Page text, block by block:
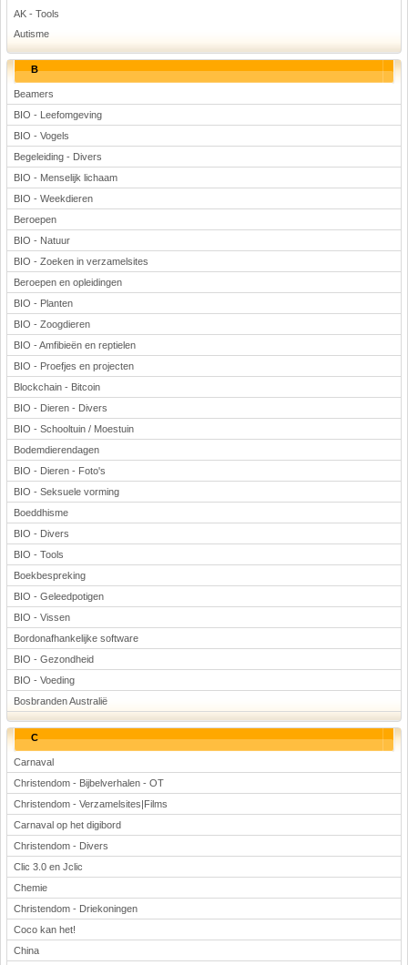
(Advertenties)
AK - Tools
Autisme
B
Beamers
BIO - Leefomgeving
BIO - Vogels
Begeleiding - Divers
BIO - Menselijk lichaam
BIO - Weekdieren
Beroepen
BIO - Natuur
BIO - Zoeken in verzamelsites
Beroepen en opleidingen
BIO - Planten
BIO - Zoogdieren
BIO - Amfibieën en reptielen
BIO - Proefjes en projecten
Blockchain - Bitcoin
BIO - Dieren - Divers
BIO - Schooltuin / Moestuin
Bodemdierendagen
BIO - Dieren - Foto's
BIO - Seksuele vorming
Boeddhisme
BIO - Divers
BIO - Tools
Boekbespreking
BIO - Geleedpotigen
BIO - Vissen
Bordonafhankelijke software
BIO - Gezondheid
BIO - Voeding
Bosbranden Australië
C
Carnaval
Christendom - Bijbelverhalen - OT
Christendom - Verzamelsites|Films
Carnaval op het digibord
Christendom - Divers
Clic 3.0 en Jclic
Chemie
Christendom - Driekoningen
Coco kan het!
China